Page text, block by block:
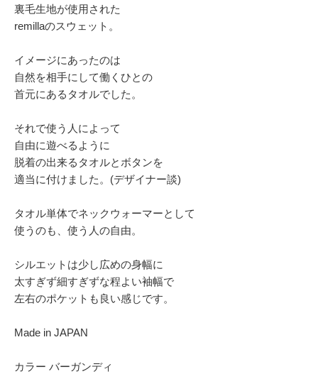
裏毛生地が使用された
remillaのスウェット。
イメージにあったのは
自然を相手にして働くひとの
首元にあるタオルでした。
それで使う人によって
自由に遊べるように
脱着の出来るタオルとボタンを
適当に付けました。(デザイナー談)
タオル単体でネックウォーマーとして
使うのも、使う人の自由。
シルエットは少し広めの身幅に
太すぎず細すぎずな程よい袖幅で
左右のポケットも良い感じです。
Made in JAPAN
カラー バーガンディ